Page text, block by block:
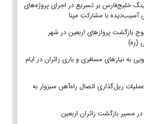
خلیج‌فارس بر تسریع در اجرای پروژه‌های
با مشارکت مپنا
بازگشت پروازهای اربعین در شهر
(ره)
به نیازهای مسافری و باری زائران در ایام
عملیات ریل‌گذاری اتصال راه‌آهن سبزوار به
مسیر بازگشت زائران اربعین